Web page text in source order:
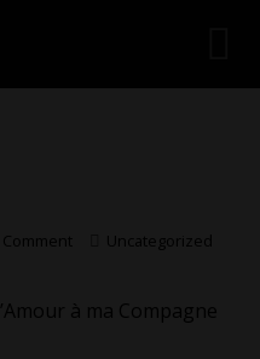
Comment Uncategorized
à ma Compagne